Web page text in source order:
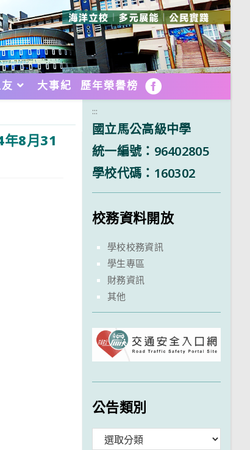
友 大事紀 歷年榮譽榜 FB
8月31
:::
國立馬公高級中學
統一編號：96402805
學校代碼：160302
校務資料開放
學校校務資訊
學生專區
財務資訊
其他
公告類別